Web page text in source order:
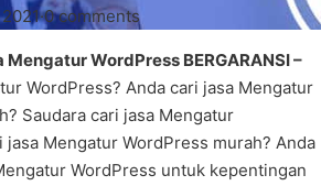
·0 comments
WordPress BERGARANSI –
WordPress? Anda cari jasa Mengatur
Saudara cari jasa Mengatur
jasa Mengatur WordPress murah? Anda
WordPress untuk kepentingan